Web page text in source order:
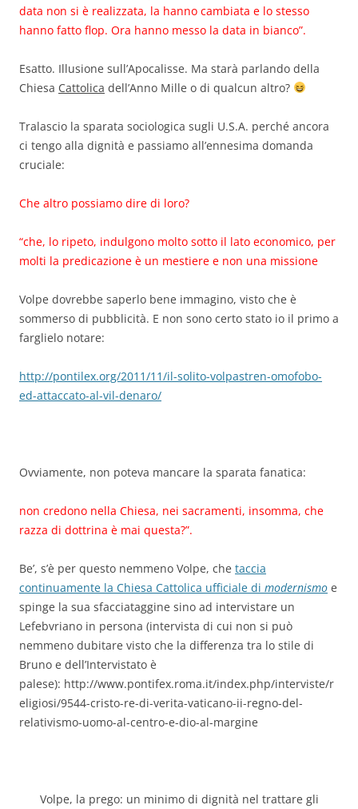
data non si è realizzata, la hanno cambiata e lo stesso
hanno fatto flop. Ora hanno messo la data in bianco”.
Esatto. Illusione sull’Apocalisse. Ma starà parlando della
Chiesa Cattolica dell’Anno Mille o di qualcun altro?
Tralascio la sparata sociologica sugli U.S.A. perché ancora
ci tengo alla dignità e passiamo all’ennesima domanda
cruciale:
Che altro possiamo dire di loro?
“che, lo ripeto, indulgono molto sotto il lato economico, per
molti la predicazione è un mestiere e non una missione
Volpe dovrebbe saperlo bene immagino, visto che è
sommerso di pubblicità. E non sono certo stato io il primo a
farglielo notare:
http://pontilex.org/2011/11/il-solito-volpastren-omofobo-
ed-attaccato-al-vil-denaro/
Ovviamente, non poteva mancare la sparata fanatica:
non credono nella Chiesa, nei sacramenti, insomma, che
razza di dottrina è mai questa?”.
Be’, s’è per questo nemmeno Volpe, che taccia
continuamente la Chiesa Cattolica ufficiale di modernismo e
spinge la sua sfacciataggine sino ad intervistare un
Lefebvriano in persona (intervista di cui non si può
nemmeno dubitare visto che la differenza tra lo stile di
Bruno e dell’Intervistato è
palese): http://www.pontifex.roma.it/index.php/interviste/r
eligiosi/9544-cristo-re-di-verita-vaticano-ii-regno-del-
relativismo-uomo-al-centro-e-dio-al-margine
Volpe, la prego: un minimo di dignità nel trattare gli